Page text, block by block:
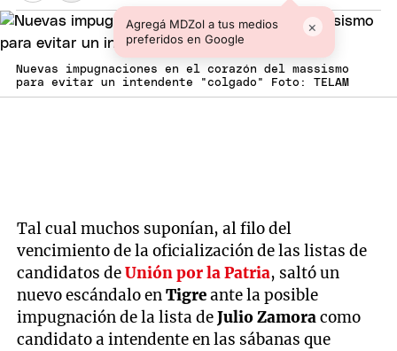
Agregá MDZol a tus medios
preferidos en Google
×
Nuevas impugnaciones en el corazón del massismo
para evitar un intendente "colgado" Foto: TELAM
Tal cual muchos suponían, al filo del
vencimiento de la oficialización de las listas de
candidatos deUnión por la Patria, saltó un
nuevo escándalo enTigreante la posible
impugnación de la lista deJulio Zamoracomo
candidato a intendente en las sábanas que